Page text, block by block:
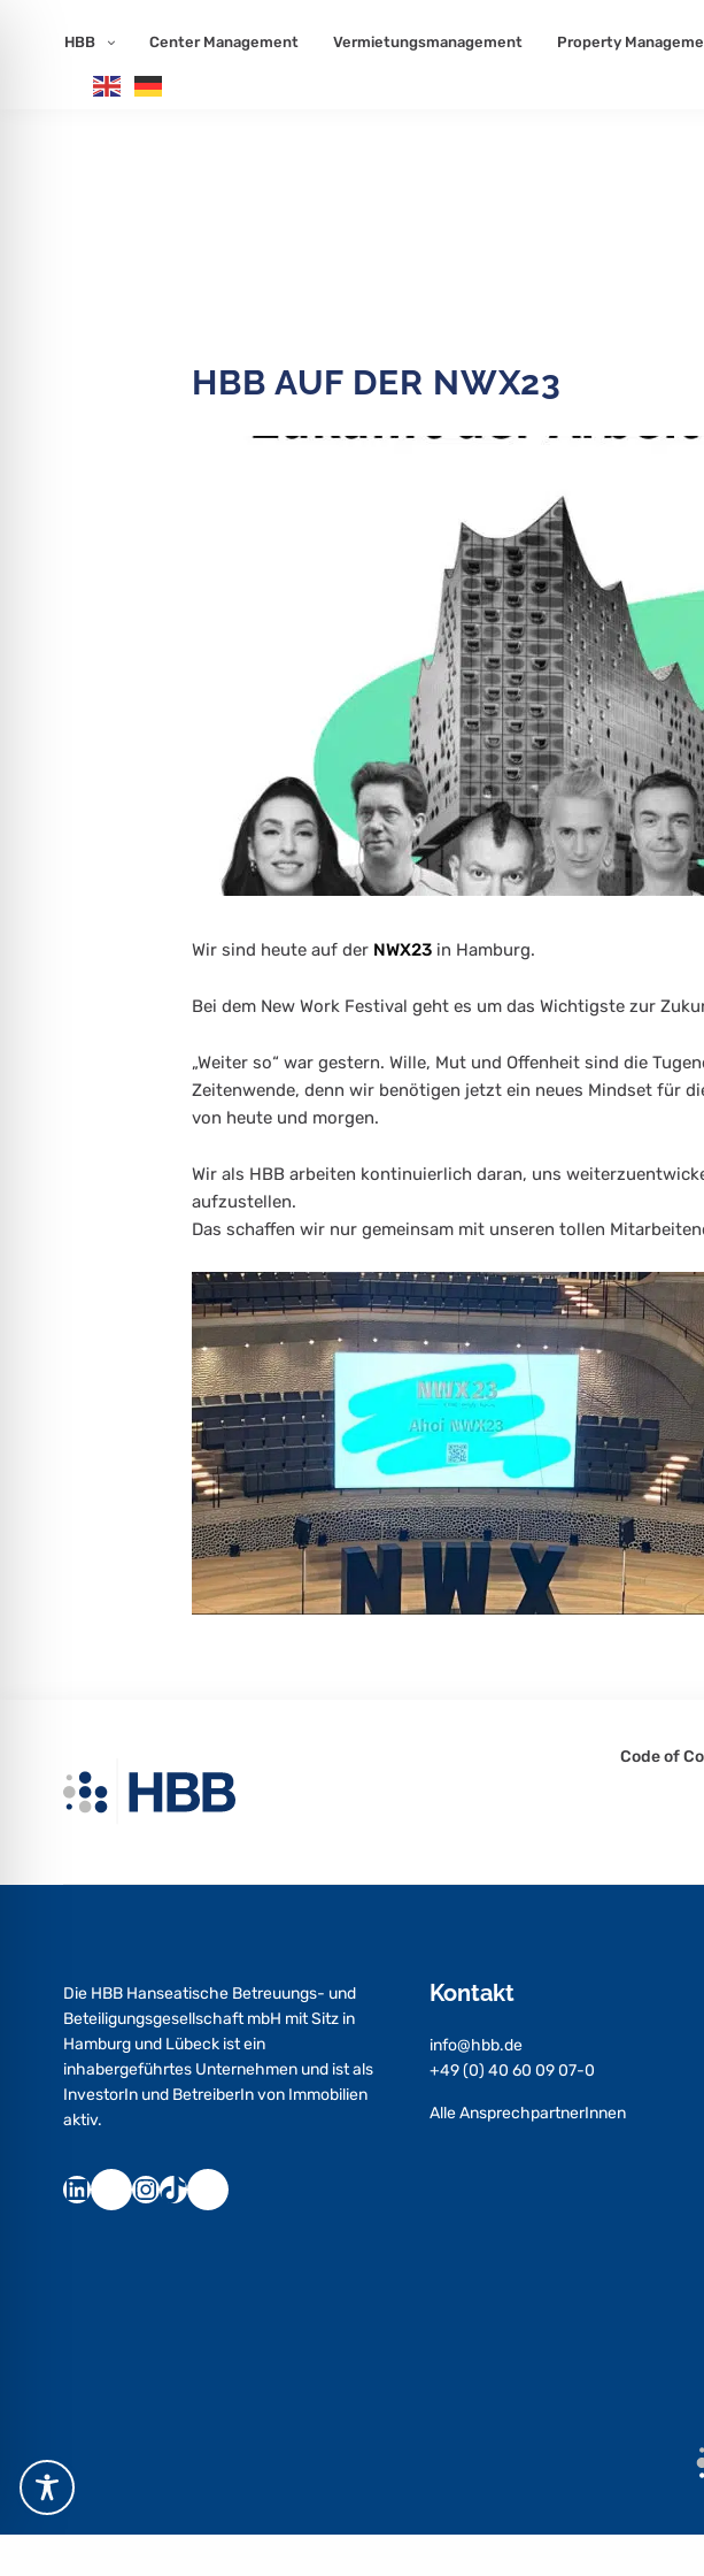
HBB Center Management Vermietungsmanagement Property
HBB AUF DER NWX23
Wir sind heute auf der NWX23 in Hamburg.
Bei dem New Work Festival geht es um das Wichtigste zur
„Weiter so“ war gestern. Wille, Mut und Offenheit sind die
Zeitenwende, denn wir benötigen jetzt ein neues Mindset für
von heute und morgen.
Wir als HBB arbeiten kontinuierlich daran, uns
aufzustellen.
Das schaffen wir nur gemeinsam mit unseren tollen
Code of
Die HBB Hanseatische Betreuungs- und
Beteiligungsgesellschaft mbH mit Sitz in
Hamburg und Lübeck ist ein
inhabergeführtes Unternehmen und ist als
InvestorIn und BetreiberIn von Immobilien
aktiv.
Kontakt
info@hbb.de
+49 (0) 40 60 09 07-0
Alle AnsprechpartnerInnen